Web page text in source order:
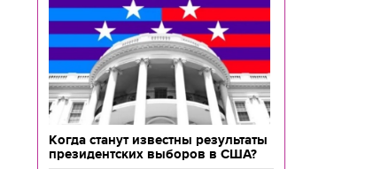
Когда станут известны результаты
президентских выборов в США?